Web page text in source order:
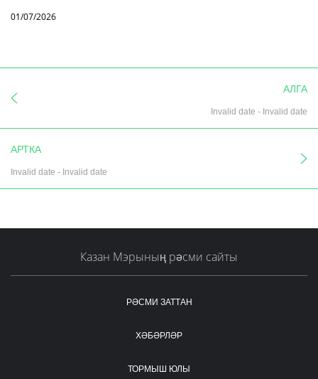
01/07/2026
АЛГА
Invalid date - Invalid date
АРТКА
Invalid date - Invalid date
Казан Мэрының рәсми сайты
РӘСМИ ЗАТТАН
ХӘБӘРЛӘР
ТОРМЫШ ЮЛЫ